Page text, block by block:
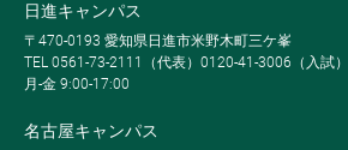
日進キャンパス
〒470-0193 愛知県日進市米野木町三ケ峯
TEL 0561-73-2111（代表）0120-41-3006（入試）
月-金 9:00-17:00
名古屋キャンパス